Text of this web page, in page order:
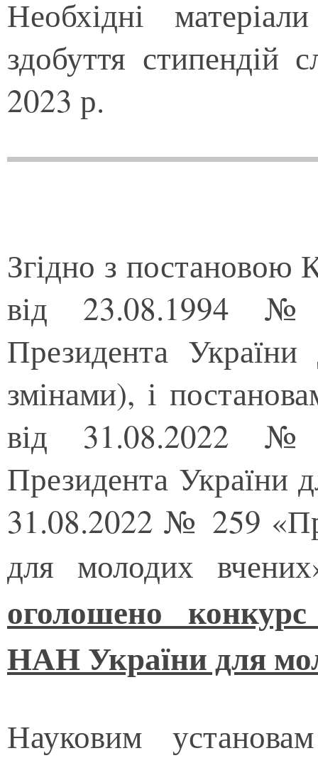
Необхідні
здобуття стипендій
2023 р.
Згідно з постановою
від 23.08.1994
Президента
змінами), і
від 31.08.2022
Президента України
31.08.2022 № 259
для молодих
оголошено
НАН України для
Науковим